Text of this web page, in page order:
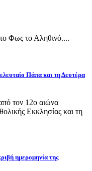
Φως το Αληθινό....
Πάπα και τη Δευτέρα
τον 12ο αιώνα
Εκκλησίας και τη
ημερομηνία της